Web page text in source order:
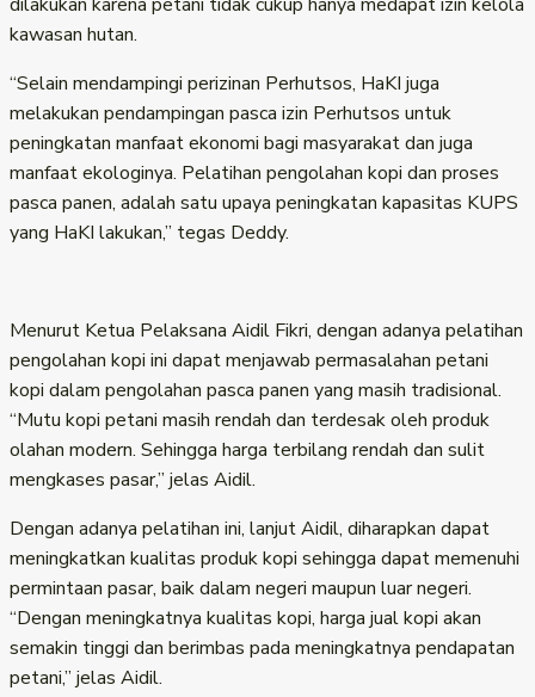
kawasan hutan.
“Selain mendampingi perizinan Perhutsos, HaKI juga
melakukan pendampingan pasca izin Perhutsos untuk
peningkatan manfaat ekonomi bagi masyarakat dan juga
manfaat ekologinya. Pelatihan pengolahan kopi dan proses
pasca panen, adalah satu upaya peningkatan kapasitas KUPS
yang HaKI lakukan,” tegas Deddy.
Menurut Ketua Pelaksana Aidil Fikri, dengan adanya pelatihan
pengolahan kopi ini dapat menjawab permasalahan petani
kopi dalam pengolahan pasca panen yang masih tradisional.
“Mutu kopi petani masih rendah dan terdesak oleh produk
olahan modern. Sehingga harga terbilang rendah dan sulit
mengkases pasar,” jelas Aidil.
Dengan adanya pelatihan ini, lanjut Aidil, diharapkan dapat
meningkatkan kualitas produk kopi sehingga dapat memenuhi
permintaan pasar, baik dalam negeri maupun luar negeri.
“Dengan meningkatnya kualitas kopi, harga jual kopi akan
semakin tinggi dan berimbas pada meningkatnya pendapatan
petani,” jelas Aidil.